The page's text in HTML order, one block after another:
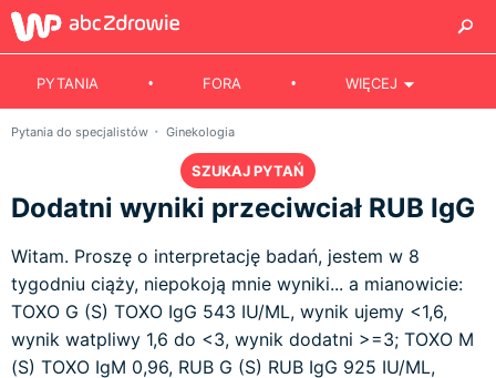
PYTANIA FORA WIĘCEJ
Pytania do specjalistów Ginekologia
SZUKAJ PYTAŃ
Dodatni wyniki przeciwciał RUB IgG
Witam. Proszę o interpretację badań, jestem w 8
tygodniu ciąży, niepokoją mnie wyniki... a mianowicie:
TOXO G (S) TOXO IgG 543 IU/ML, wynik ujemy <1,6,
wynik watpliwy 1,6 do <3, wynik dodatni >=3; TOXO M
(S) TOXO IgM 0,96, RUB G (S) RUB IgG 925 IU/ML,